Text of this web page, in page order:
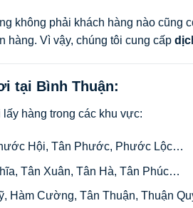
không phải khách hàng nào cũng
hàng. Vì vậy, chúng tôi cung cấp
tại Bình Thuận:
hàng trong các khu vực:
Hội, Tân Phước, Phước Lộc…
Tân Xuân, Tân Hà, Tân Phúc…
Hàm Cường, Tân Thuận, Thuận